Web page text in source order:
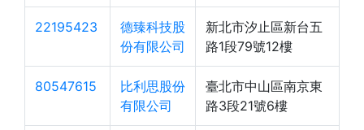
22195423
德臻科技股
份有限公司
新北市汐止區新台五
路1段79號12樓
80547615
比利思股份
有限公司
臺北市中山區南京東
路3段21號6樓